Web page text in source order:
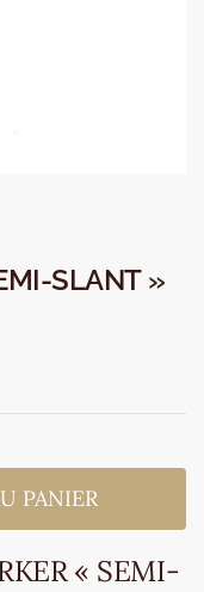
SLANT »
PANIER
« SEMI-